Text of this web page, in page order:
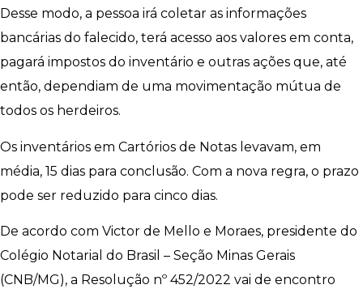
Desse modo, a pessoa irá coletar as informações
bancárias do falecido, terá acesso aos valores em conta,
pagará impostos do inventário e outras ações que, até
então, dependiam de uma movimentação mútua de
todos os herdeiros.
Os inventários em Cartórios de Notas levavam, em
média, 15 dias para conclusão. Com a nova regra, o prazo
pode ser reduzido para cinco dias.
De acordo com Victor de Mello e Moraes, presidente do
Colégio Notarial do Brasil – Seção Minas Gerais
(CNB/MG), a Resolução nº 452/2022 vai de encontro